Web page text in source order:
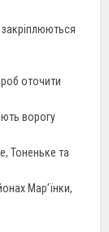
закріплюються
оточити
ворогу
Тоненьке та
Мар’їнки,